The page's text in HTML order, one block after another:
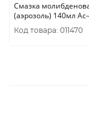
Смазка
(аэрозоль) 140мл
Код товара: 011470